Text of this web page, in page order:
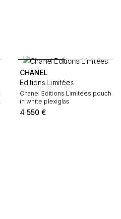
CHANEL
Editions Limitées
Chanel Editions Limitées pouch
in white plexiglas
4 550 €